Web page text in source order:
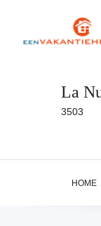
La
3503
HOME